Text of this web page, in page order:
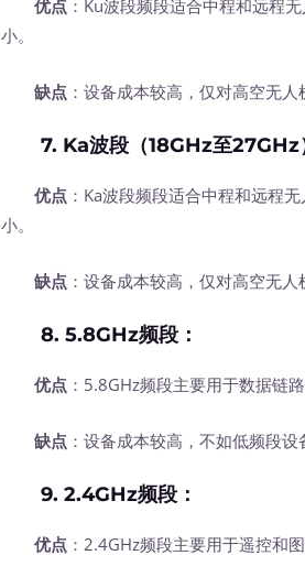
优点 ：Ku波段频段适合中程和远程
小。
缺点 ：设备成本较高，仅对高空无
7. Ka波段（18GHz至27GHz
优点 ：Ka波段频段适合中程和远程
小。
缺点 ：设备成本较高，仅对高空无
8.5.8GHz频段：
优点 ：5.8GHz频段主要用于数据链
缺点 ：设备成本较高，不如低频段
9.2.4GHz频段：
优点 ：2.4GHz频段主要用于遥控和